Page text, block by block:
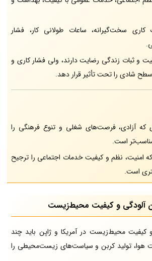
کاری سخت‌گیرانه، ساعات طولانی کار، فشار
و ثبات زندگی رضایت دارند، ولی فشار کاری و
شادی را تحت تأثیر قرار دهد.
که آزادی، فرصت‌های شغلی و تنوع فرهنگی را
است.
امنیت، نظم و کیفیت خدمات اجتماعی را ترجیح
است.
آلودگی و کیفیت محیط‌زیست
کیفیت محیط‌زیست در آمریکا و ژاپن باید چند
تولید کربن و سیاست‌های زیست‌محیطی را